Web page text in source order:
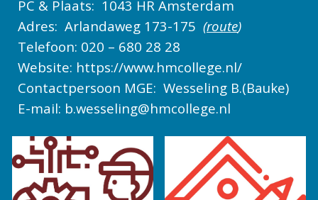
PC & Plaats: 1043 HR Amsterdam
Adres: Arlandaweg 173-175 (route)
Telefoon: 020 – 680 28 28
Website: https://www.hmcollege.nl/
Contactpersoon MGE: Wesseling B.(Bauke)
E-mail: b.wesseling@hmcollege.nl